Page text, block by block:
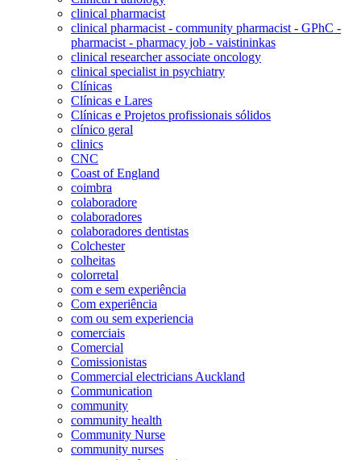
clinical pharmacist
clinical pharmacist - community pharmacist - GPhC -
pharmacist - pharmacy job - vaistininkas
clinical researcher associate oncology
clinical specialist in psychiatry
Clínicas
Clínicas e Lares
Clínicas e Projetos profissionais sólidos
clínico geral
clinics
CNC
Coast of England
coimbra
colaboradore
colaboradores
colaboradores dentistas
Colchester
colheitas
colorretal
com e sem experiência
Com experiência
com ou sem experiencia
comerciais
Comercial
Comissionistas
Commercial electricians Auckland
Communication
community
community health
Community Nurse
community nurses